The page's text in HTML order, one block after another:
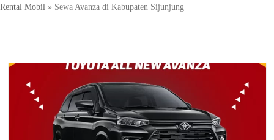
Rental Mobil » Sewa Avanza di Kabupaten Sijunjung